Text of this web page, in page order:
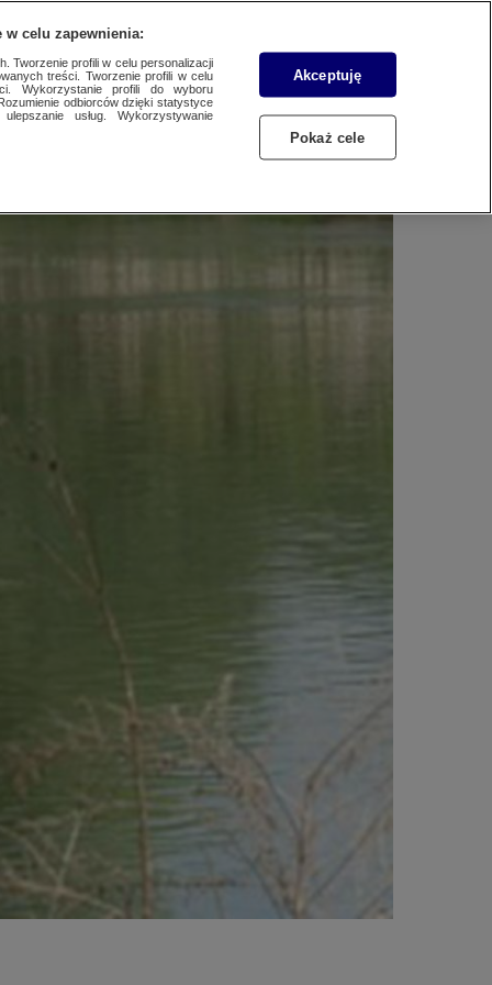
WYŚLIJ MATERIAŁ
w celu zapewnienia:
Tworzenie profili w celu personalizacji
treści. Tworzenie profili w celu
Wykorzystanie profili do wyboru
odbiorców dzięki statystyce
usług. Wykorzystywanie
Akceptuję
Pokaż cele